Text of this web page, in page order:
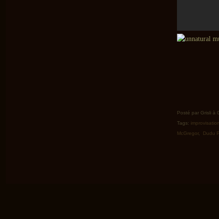
Posté par Grisli à
Tags: improvisation
McGregor, Dudu